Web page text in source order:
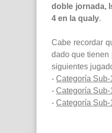
doble jornada,
4 en la qualy.
Cabe recordar
dado que
siguientes
- Categoría Sub-
- Categoría Sub-
- Categoría Sub-